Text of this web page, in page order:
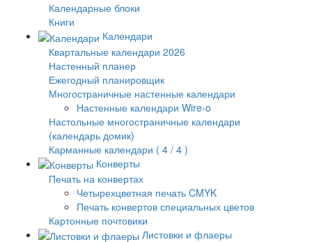
Календарные блоки
Книги
Календари
Квартальные календари 2026
Настенный планер
Ежегодный планировщик
Многостраничные настенные календари
Настенные календари Wire-o
Настольные многостраничные календари
(календарь домик)
Карманные календари ( 4 / 4 )
Конверты
Печать на конвертах
Четырехцветная печать CMYK
Печать конвертов специальных цветов
Картонные почтовики
Листовки и флаеры